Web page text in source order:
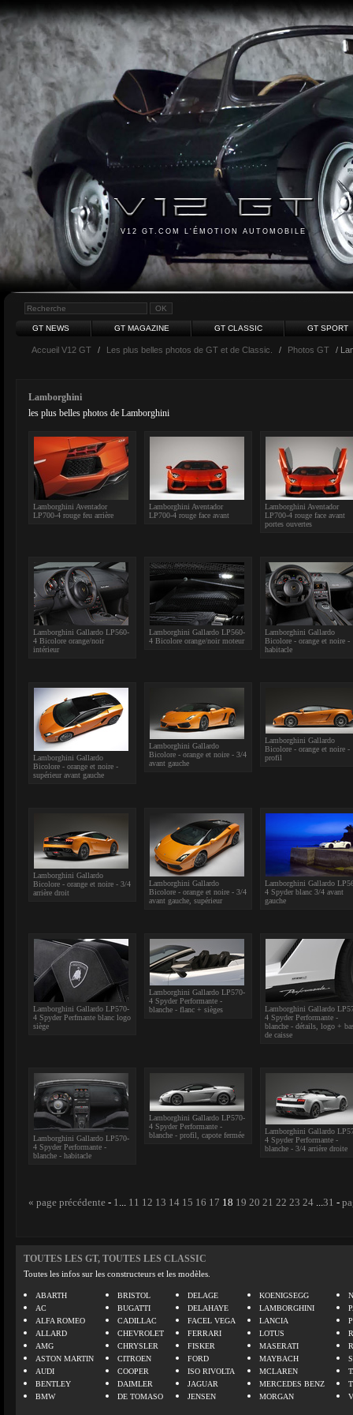
V12 GT.COM L'ÉMOTION AUTOMOBILE
GT NEWS GT MAGAZINE GT CLASSIC GT SPORT
Accueil V12 GT / Les plus belles photos de GT et de Classic. / Photos GT /
Lamborghini
les plus belles photos de Lamborghini
Lamborghini Aventador
LP700-4 rouge feu arrière
Lamborghini Aventador
LP700-4 rouge face avant
Lamborghini Aventador
LP700-4 rouge face avant
portes ouvertes
Lamborghini Gallardo LP560-
4 Bicolore orange/noir
intérieur
Lamborghini Gallardo LP560-
4 Bicolore orange/noir moteur
Lamborghini Gallardo
Bicolore - orange et noire -
habitacle
Lamborghini Gallardo
Bicolore - orange et noire -
supérieur avant gauche
Lamborghini Gallardo
Bicolore - orange et noire - 3/4
avant gauche
Lamborghini Gallardo
Bicolore - orange et noire -
profil
Lamborghini Gallardo
Bicolore - orange et noire - 3/4
arrière droit
Lamborghini Gallardo
Bicolore - orange et noire - 3/4
avant gauche, supérieur
Lamborghini Gallardo
4 Spyder blanc 3/4 avant
gauche
Lamborghini Gallardo LP570-
4 Spyder Perfmante blanc logo
siège
Lamborghini Gallardo LP570-
4 Spyder Performante -
blanche - flanc + sièges
Lamborghini Gallardo
4 Spyder Performante -
blanche - détails, logo +
de caisse
Lamborghini Gallardo LP570-
4 Spyder Performante -
blanche - habitacle
Lamborghini Gallardo LP570-
4 Spyder Performante -
blanche - profil, capote fermée
Lamborghini Gallardo
4 Spyder Performante -
blanche - 3/4 arrière droite
« page précédente - 1... 11 12 13 14 15 16 17 18 19 20 21 22 23 24 ...31 -
TOUTES LES GT, TOUTES LES CLASSIC
Toutes les infos sur les constructeurs et les modèles.
ABARTH
AC
ALFA ROMEO
ALLARD
AMG
ASTON MARTIN
AUDI
BENTLEY
BMW
BRISTOL
BUGATTI
CADILLAC
CHEVROLET
CHRYSLER
CITROEN
COOPER
DAIMLER
DE TOMASO
DELAGE
DELAHAYE
FACEL VEGA
FERRARI
FISKER
FORD
ISO RIVOLTA
JAGUAR
JENSEN
KOENIGSEGG
LAMBORGHINI
LANCIA
LOTUS
MASERATI
MAYBACH
MCLAREN
MERCEDES BENZ
MORGAN